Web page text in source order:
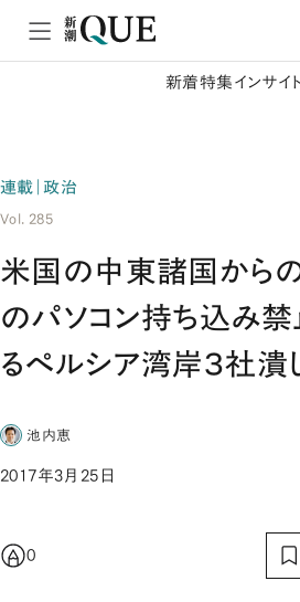
新着特集 インサイト
連載｜政治
Vol. 285
米国の中東諸国から
のパソコン持ち込み
るペルシア湾岸３社潰
池内恵
2017年3月25日
0